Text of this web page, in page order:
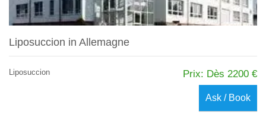
Liposuccion in Allemagne
Liposuccion Prix: Dès 2200 €
Ask / Book